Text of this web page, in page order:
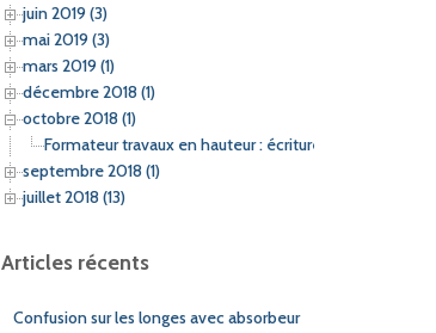
juin 2019 (3)
mai 2019 (3)
mars 2019 (1)
décembre 2018 (1)
octobre 2018 (1)
Formateur travaux en hauteur : écriture du référentiel
septembre 2018 (1)
juillet 2018 (13)
Articles récents
Confusion sur les longes avec absorbeur